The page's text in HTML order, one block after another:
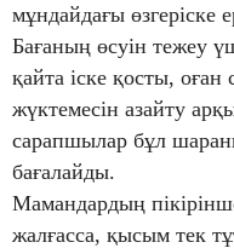
мұндайдағы өзгеріске
Бағаның өсуін тежеу
қайта іске қосты, оған
жүктемесін азайту
сарапшылар бұл
бағалайды.
Мамандардың
жалғасса, қысым тек